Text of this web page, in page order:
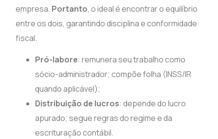
empresa. Portanto, o ideal é encontrar o equilíbrio
entre os dois, garantindo disciplina e conformidade
fiscal.
Pró-labore: remunera seu trabalho como
sócio-administrador; compõe folha (INSS/IR
quando aplicável);
Distribuição de lucros: depende do lucro
apurado; segue regras do regime e da
escrituração contábil.